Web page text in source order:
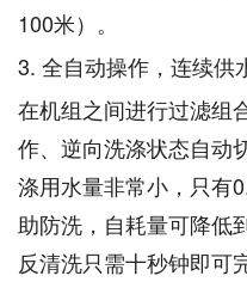
100米）。
3. 全自动操作，连续供
在机组之间进行过滤组
作、逆向洗涤状态自动
涤用水量非常小，只有
助防洗，自耗量可降低
反清洗只需十秒钟即可